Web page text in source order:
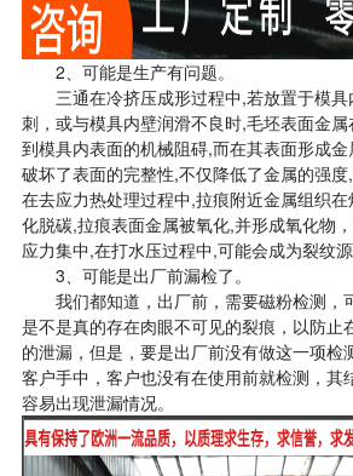
2、可能是生产有问题。
三通在冷挤压成形过程中,若放置于模具
刺，或与模具内壁润滑不良时,毛坯表面金
到模具内表面的机械阻碍,而在其表面形成
破坏了表面的完整性,不仅降低了金属的强
在去应力热处理过程中,拉痕附近金属组织
化脱碳,拉痕表面金属被氧化,并形成氧化物
应力集中,在打水压过程中,可能会成为裂纹源
3、可能是出厂前漏检了。
我们都知道，出厂前，需要磁粉检测，
是不是真的存在肉眼不可见的裂痕，以防止
的泄漏，但是，要是出厂前没有做这一项检
客户手中，客户也没有在使用前就检测，其
容易出现泄漏情况。